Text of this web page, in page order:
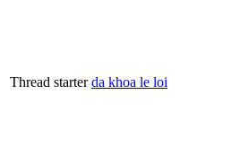
Thread starter da khoa le loi